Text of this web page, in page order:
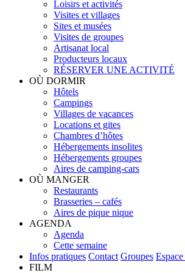
Loisirs et activités
Visites et villages
Sites et musées
Visites de groupes
Artisanat local
Producteurs locaux
RÉSERVER UNE ACTIVITÉ
OÙ DORMIR
Hôtels
Campings
Villages de vacances
Locations et gites
Chambres d’hôtes
Hébergements insolites
Hébergements groupes
Aires de camping-cars
OÙ MANGER
Restaurants
Brasseries – cafés
Aires de pique nique
AGENDA
Agenda
Cette semaine
Infos pratiques Contact Groupes
FILM